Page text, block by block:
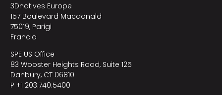
3Dnatives Europe
157 Boulevard Macdonald
75019, Parigi
Francia
SPE US Office
83 Wooster Heights Road, Suite 125
Danbury, CT 06810
P +1 203.740.5400